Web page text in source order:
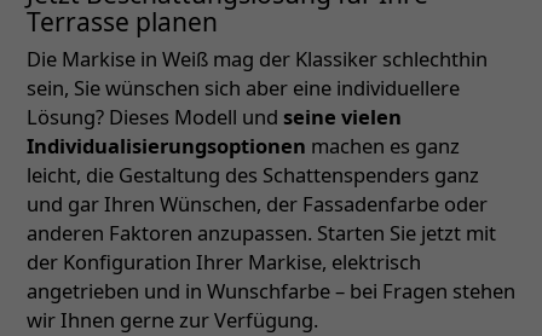
Terrasse planen
Die Markise in Weiß mag der Klassiker schlechthin
sein, Sie wünschen sich aber eine individuellere
Lösung? Dieses Modell und seine vielen
Individualisierungsoptionen machen es ganz
leicht, die Gestaltung des Schattenspenders ganz
und gar Ihren Wünschen, der Fassadenfarbe oder
anderen Faktoren anzupassen. Starten Sie jetzt mit
der Konfiguration Ihrer Markise, elektrisch
angetrieben und in Wunschfarbe – bei Fragen stehen
wir Ihnen gerne zur Verfügung.